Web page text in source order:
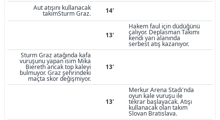
Aut atışını kullanacak
takımSturm Graz. 14'
13'
Hakem faul için düdüğünü
çalıyor. Deplasman Takımı
kendi yarı alanında
serbest atış kazanıyor.
Sturm Graz atağında kafa
vuruşunu yapan isim Mika
Biereth ancak top kaleyi
bulmuyor. Graz şehrindeki
maçta skor değişmiyor.
13'
13'
Merkur Arena Stadı'nda
oyun kale vuruşu ile
tekrar başlayacak. Atışı
kullanacak olan takım
Slovan Bratislava.